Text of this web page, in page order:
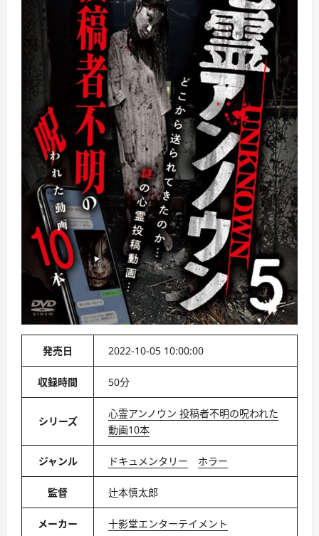
発売日 2022-10-05 10:00:00
収録時間 50分
シリーズ
心霊アンノウン 投稿者不明の呪われた
動画10本
ジャンル ドキュメンタリー ホラー
監督 辻本慎太郎
メーカー 十影堂エンターテイメント